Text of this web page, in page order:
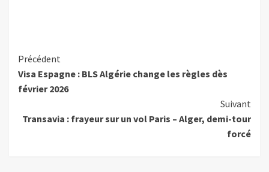
Précédent
Visa Espagne : BLS Algérie change les règles dès
février 2026
Suivant
Transavia : frayeur sur un vol Paris – Alger, demi-tour
forcé